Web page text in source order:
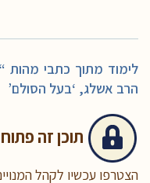
לימוד מתוך כתבי מהות
הרב אשלג, ‘בעל הסולם’
תוכן זה
הצטרפו עכשיו לקהל